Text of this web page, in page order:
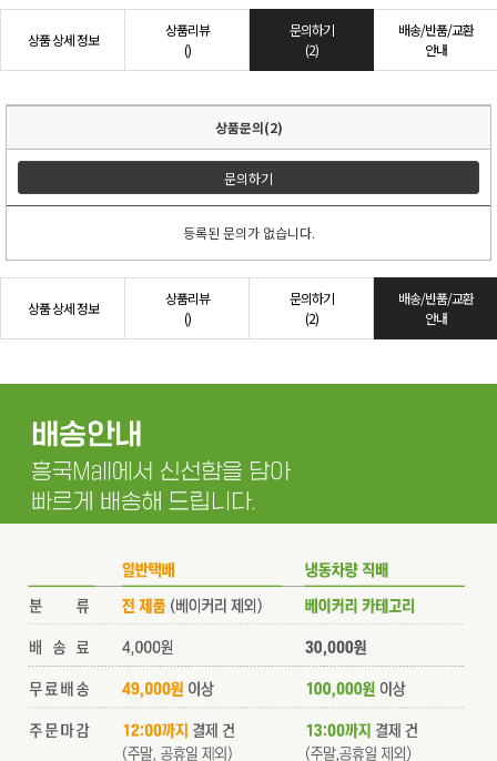
상품 상세 정보
상품리뷰
()
문의하기
(2)
배송/반품/교환
안내
상품문의(2)
문의하기
등록된 문의가 없습니다.
상품 상세 정보
상품리뷰
()
문의하기
(2)
배송/반품/교환
안내